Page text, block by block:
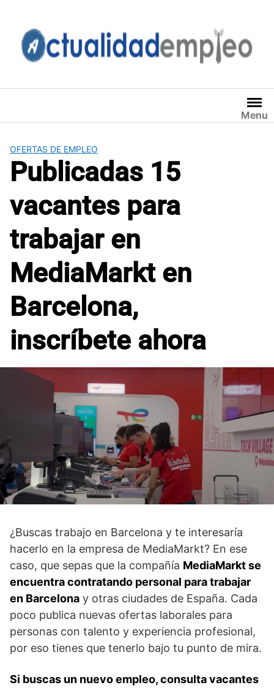
contenido
Menu
OFERTAS DE EMPLEO
Publicadas 15
vacantes para
trabajar en
MediaMarkt en
Barcelona,
inscríbete ahora
¿Buscas trabajo en Barcelona y te interesaría
hacerlo en la empresa de MediaMarkt? En ese
caso, que sepas que la compañía MediaMarkt se
encuentra contratando personal para trabajar
en Barcelona y otras ciudades de España. Cada
poco publica nuevas ofertas laborales para
personas con talento y experiencia profesional,
por eso tienes que tenerlo bajo tu punto de mira.
Si buscas un nuevo empleo, consulta vacantes